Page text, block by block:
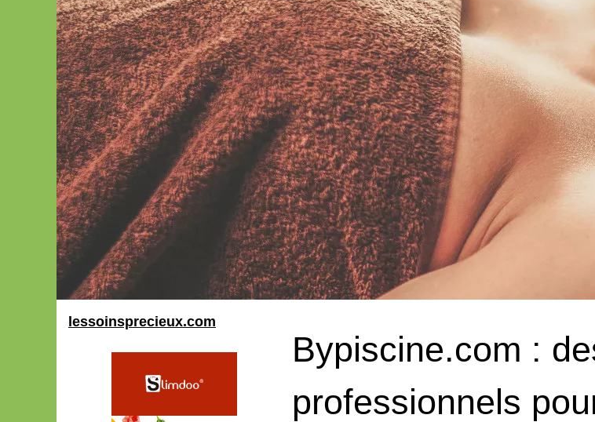
Bypiscine.com :
professionnels
lessoinsprecieux.com